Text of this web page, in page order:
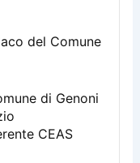
del Comune
di Genoni
CEAS